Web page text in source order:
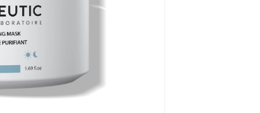
043 200 3130